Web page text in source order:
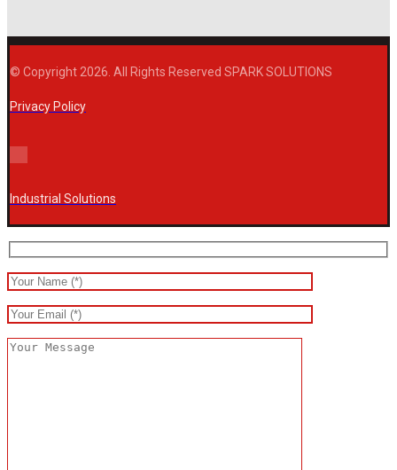
© Copyright 2026. All Rights Reserved SPARK SOLUTIONS
Privacy Policy
Industrial Solutions